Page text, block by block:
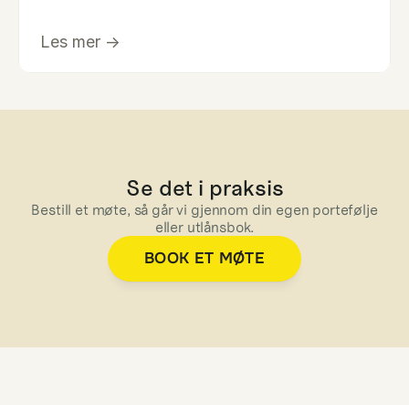
Les mer ->
Se det i praksis
Bestill et møte, så går vi gjennom din egen portefølje
eller utlånsbok.
BOOK ET MØTE